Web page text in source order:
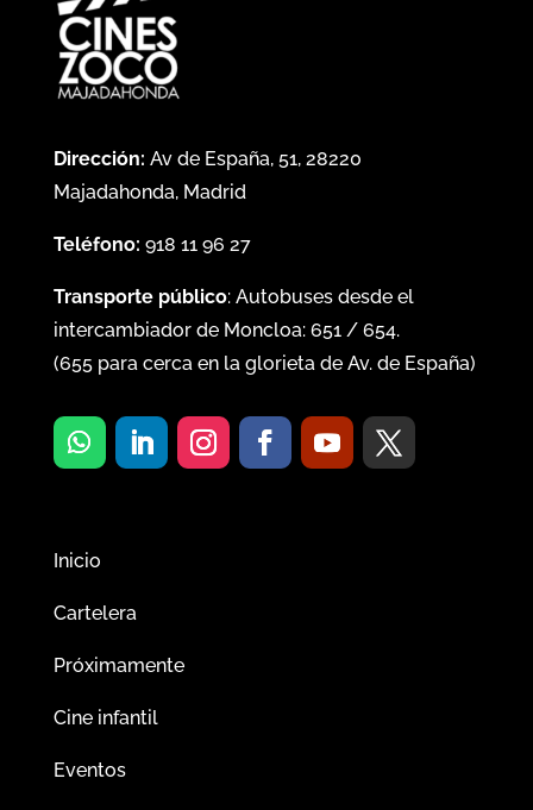
Dirección: Av de España, 51, 28220
Majadahonda, Madrid
Teléfono: 918 11 96 27
Transporte público: Autobuses desde el
intercambiador de Moncloa: 651/ 654.
(655para cerca en la glorieta de Av. de España)
Inicio
Cartelera
Próximamente
Cine infantil
Eventos